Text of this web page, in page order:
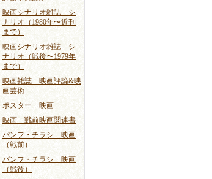
映画シナリオ雑誌 シ
ナリオ（1980年〜近刊
まで）
映画シナリオ雑誌 シ
ナリオ（戦後〜1979年
まで）
映画雑誌 映画評論&映
画芸術
ポスター 映画
映画 戦前映画関連書
パンフ・チラシ 映画
（戦前）
パンフ・チラシ 映画
（戦後）